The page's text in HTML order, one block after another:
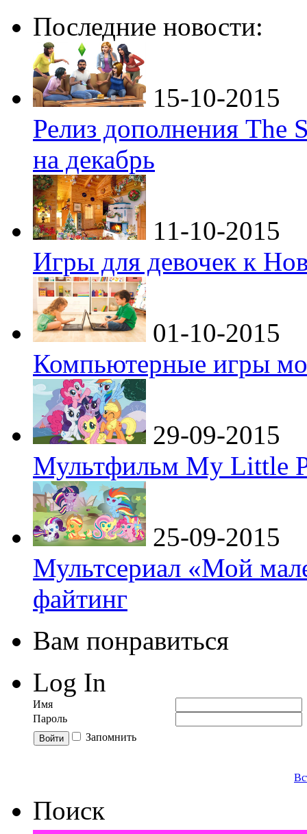
Последние новости:
15-10-2015
Релиз дополнения The
на декабрь
11-10-2015
Игры для девочек к
01-10-2015
Компьютерные игры
29-09-2015
Мультфильм My Little
25-09-2015
Мультсериал «Мой
файтинг
Вам понравиться
Log In
Имя
Пароль
Запомнить
Поиск